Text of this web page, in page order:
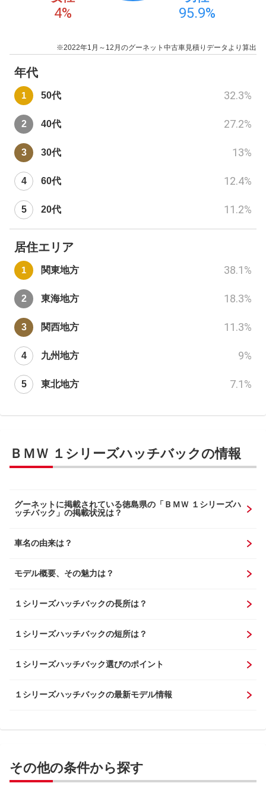
4% 95.9%
※2022年1月～12月のグーネット中古車見積りデータより算出
年代
50代 32.3%
40代 27.2%
30代 13%
60代 12.4%
20代 11.2%
居住エリア
関東地方 38.1%
東海地方 18.3%
関西地方 11.3%
九州地方 9%
東北地方 7.1%
ＢＭＷ １シリーズハッチバックの情報
グーネットに掲載されている徳島県の「ＢＭＷ １シリーズハ
ッチバック」の掲載状況は？
車名の由来は？
モデル概要、その魅力は？
１シリーズハッチバックの長所は？
１シリーズハッチバックの短所は？
１シリーズハッチバック選びのポイント
１シリーズハッチバックの最新モデル情報
その他の条件から探す